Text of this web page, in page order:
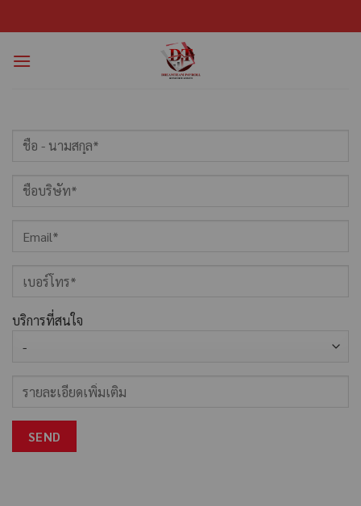
บริการที่สนใจ